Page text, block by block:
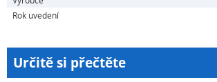
Vhodné pro děti i dospělé sběratele
historie
Rok uvedení
Určitě si přečtěte